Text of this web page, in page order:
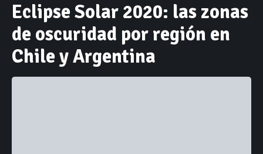
Eclipse Solar 2020: las zonas
de oscuridad por región en
Chile y Argentina